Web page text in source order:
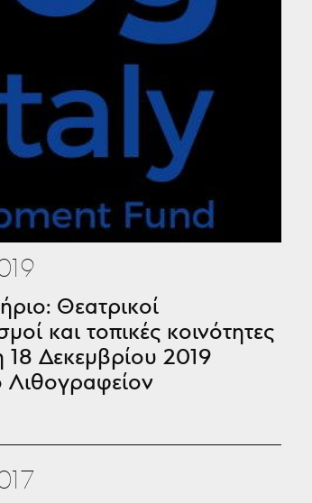
Θεατρικοί
και τοπικές κοινότητες
18 Δεκεμβρίου 2019